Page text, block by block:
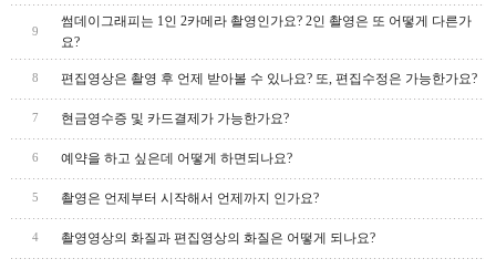
9
썸데이그래피는 1인 2카메라 촬영인가요? 2인 촬영은 또 어떻게 다른가
요?
8 편집영상은 촬영 후 언제 받아볼 수 있나요? 또, 편집수정은 가능한가요?
7 현금영수증 및 카드결제가 가능한가요?
6 예약을 하고 싶은데 어떻게 하면되나요?
5 촬영은 언제부터 시작해서 언제까지 인가요?
4 촬영영상의 화질과 편집영상의 화질은 어떻게 되나요?